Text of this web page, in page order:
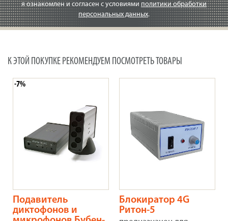
я ознакомлен и согласен с условиями политики обработки
персональных данных.
К ЭТОЙ ПОКУПКЕ РЕКОМЕНДУЕМ ПОСМОТРЕТЬ ТОВАРЫ
Подавитель
диктофонов и
-7%
Блокиратор 4G
Ритон-5